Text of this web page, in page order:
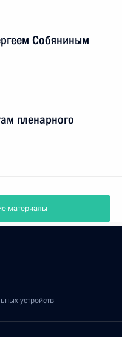
Собяниным
пленарного
материалы
устройств